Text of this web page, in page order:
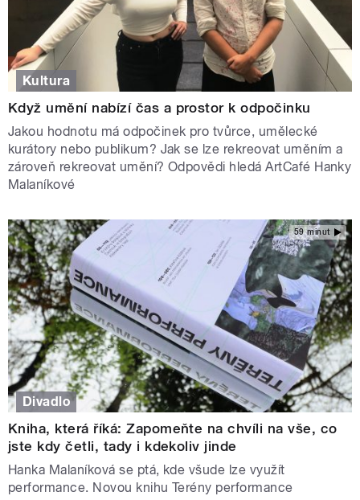
Kultura
Když umění nabízí čas a prostor k odpočinku
Jakou hodnotu má odpočinek pro tvůrce, umělecké
kurátory nebo publikum? Jak se lze rekreovat uměním a
zároveň rekreovat umění? Odpovědi hledá ArtCafé Hanky
Malaníkové
59 minut
Divadlo
Kniha, která říká: Zapomeňte na chvíli na vše, co
jste kdy četli, tady i kdekoliv jinde
Hanka Malaníková se ptá, kde všude lze využít
performance. Novou knihu Terény performance